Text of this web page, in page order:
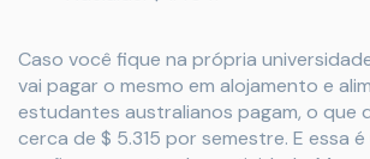
Caso você fique na própria
vai pagar o mesmo em alojamento e
estudantes australianos pagam, o que
cerca de $ 5.315 por semestre. E essa